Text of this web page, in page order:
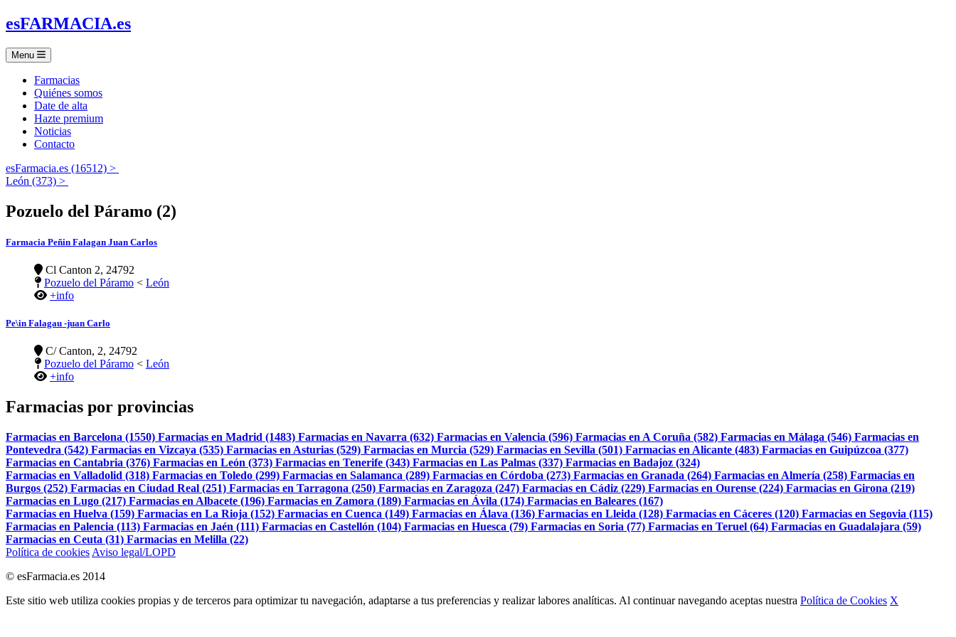
esFARMACIA.es
Menu
Farmacias
Quiénes somos
Date de alta
Hazte premium
Noticias
Contacto
esFarmacia.es (16512) >
León (373) >
Pozuelo del Páramo (2)
Farmacia Peñin Falagan Juan Carlos
Cl Canton 2, 24792
Pozuelo del Páramo < León
+info
Pe\in Falagau -juan Carlo
C/ Canton, 2, 24792
Pozuelo del Páramo < León
+info
Farmacias por provincias
Farmacias en Barcelona (1550) Farmacias en Madrid (1483) Farmacias en Navarra (632) Farmacias en Valencia (596) Farmacias en A Coruña (582) Farmacias en Málaga (546) Farmacias en
Pontevedra (542) Farmacias en Vizcaya (535) Farmacias en Asturias (529) Farmacias en Murcia (529) Farmacias en Sevilla (501) Farmacias en Alicante (483) Farmacias en Guipúzcoa (377)
Farmacias en Cantabria (376) Farmacias en León (373) Farmacias en Tenerife (343) Farmacias en Las Palmas (337) Farmacias en Badajoz (324)
Farmacias en Valladolid (318) Farmacias en Toledo (299) Farmacias en Salamanca (289) Farmacias en Córdoba (273) Farmacias en Granada (264) Farmacias en Almería (258) Farmacias en
Burgos (252) Farmacias en Ciudad Real (251) Farmacias en Tarragona (250) Farmacias en Zaragoza (247) Farmacias en Cádiz (229) Farmacias en Ourense (224) Farmacias en Girona (219)
Farmacias en Lugo (217) Farmacias en Albacete (196) Farmacias en Zamora (189) Farmacias en Ávila (174) Farmacias en Baleares (167)
Farmacias en Huelva (159) Farmacias en La Rioja (152) Farmacias en Cuenca (149) Farmacias en Álava (136) Farmacias en Lleida (128) Farmacias en Cáceres (120) Farmacias en Segovia (115)
Farmacias en Palencia (113) Farmacias en Jaén (111) Farmacias en Castellón (104) Farmacias en Huesca (79) Farmacias en Soria (77) Farmacias en Teruel (64) Farmacias en Guadalajara (59)
Farmacias en Ceuta (31) Farmacias en Melilla (22)
Política de cookies Aviso legal/LOPD
© esFarmacia.es 2014
Este sitio web utiliza cookies propias y de terceros para optimizar tu navegación, adaptarse a tus preferencias y realizar labores analíticas. Al continuar navegando aceptas nuestra Política de Cookies X